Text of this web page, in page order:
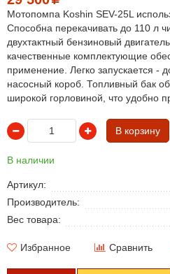
Мотопомпа Koshin SEV-25L
Способна перекачивать до 110 л
двухтактный бензиновый
качественные комплектующие
применение. Легко запускается -
насосный короб. Топливный бак
широкой горловиной, что удобно
В корзину
В наличии
Артикул:
Производитель:
Вес товара:
Избранное Сравнить